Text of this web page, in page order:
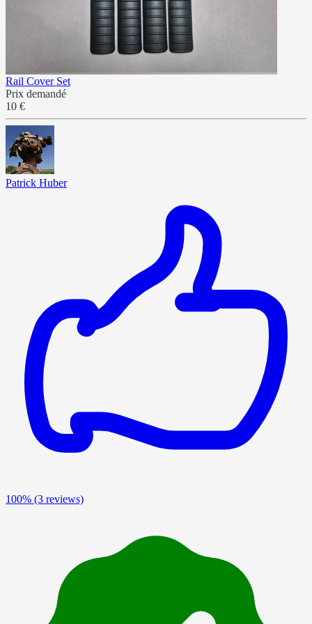
Rail Cover Set
Prix demandé
10 €
Patrick Huber
100% (3 reviews)